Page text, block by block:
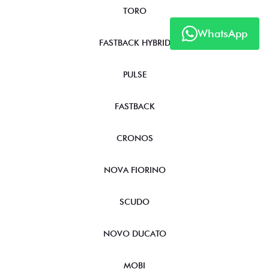
WhatsApp
TORO
FASTBACK HYBRID
PULSE
FASTBACK
CRONOS
NOVA FIORINO
SCUDO
NOVO DUCATO
MOBI